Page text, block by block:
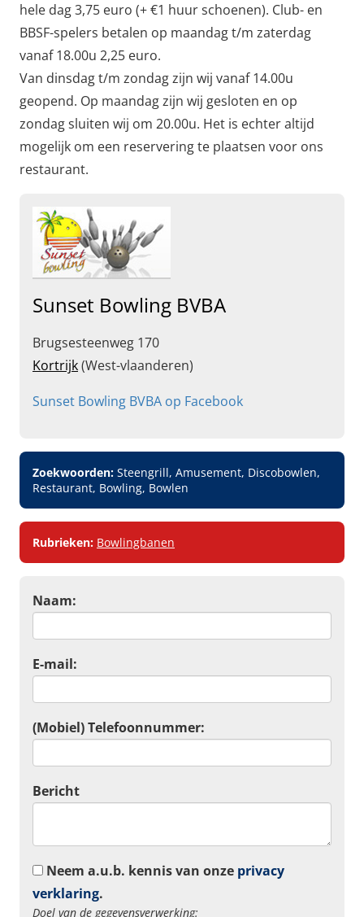
hele dag 3,75 euro (+ €1 huur schoenen). Club- en
BBSF-spelers betalen op maandag t/m zaterdag
vanaf 18.00u 2,25 euro.
Van dinsdag t/m zondag zijn wij vanaf 14.00u
geopend. Op maandag zijn wij gesloten en op
zondag sluiten wij om 20.00u. Het is echter altijd
mogelijk om een reservering te plaatsen voor ons
restaurant.
Sunset Bowling BVBA
Brugsesteenweg 170
Kortrijk(West-vlaanderen)
Sunset Bowling BVBA op Facebook
Zoekwoorden: Steengrill, Amusement, Discobowlen,
Restaurant, Bowling, Bowlen
Rubrieken: Bowlingbanen
Naam:
E-mail:
(Mobiel) Telefoonnummer:
Bericht
Neem a.u.b. kennis van onze privacy
verklaring.
Doel van de gegevensverwerking: